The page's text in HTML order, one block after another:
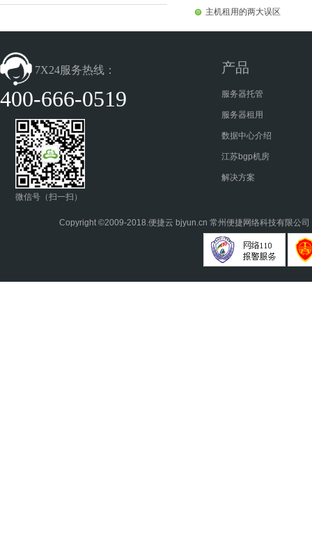
主机租用的两大误区
7X24服务热线：
400-666-0519
微信号（扫一扫）
产品
服务器托管
服务器租用
数据中心介绍
江苏bgp机房
解决方案
Copyright ©2009-2018.便捷云 bjyun.cn 常州便捷网络科技有限公